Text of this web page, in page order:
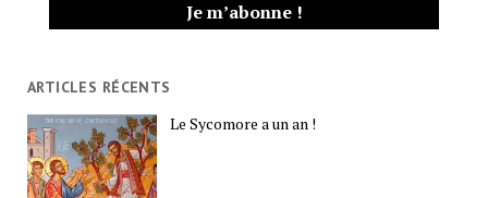
ARTICLES RÉCENTS
Le Sycomore a un an !